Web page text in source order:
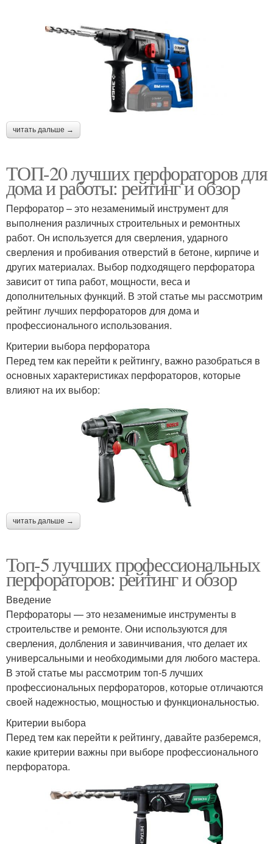
читать дальше →
ТОП-20 лучших перфораторов для
дома и работы: рейтинг и обзор
Перфоратор – это незаменимый инструмент для
выполнения различных строительных и ремонтных
работ. Он используется для сверления, ударного
сверления и пробивания отверстий в бетоне, кирпиче и
других материалах. Выбор подходящего перфоратора
зависит от типа работ, мощности, веса и
дополнительных функций. В этой статье мы рассмотрим
рейтинг лучших перфораторов для дома и
профессионального использования.
Критерии выбора перфоратора
Перед тем как перейти к рейтингу, важно разобраться в
основных характеристиках перфораторов, которые
влияют на их выбор:
читать дальше →
Топ-5 лучших профессиональных
перфораторов: рейтинг и обзор
Введение
Перфораторы — это незаменимые инструменты в
строительстве и ремонте. Они используются для
сверления, долбления и завинчивания, что делает их
универсальными и необходимыми для любого мастера.
В этой статье мы рассмотрим топ-5 лучших
профессиональных перфораторов, которые отличаются
своей надежностью, мощностью и функциональностью.
Критерии выбора
Перед тем как перейти к рейтингу, давайте разберемся,
какие критерии важны при выборе профессионального
перфоратора.